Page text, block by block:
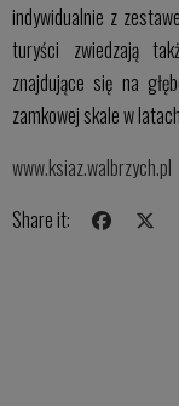
indywidualnie z
turyści zwiedzają
znajdujące się na
zamkowej skale w
www.ksiaz.walbrzych.pl
Share it: